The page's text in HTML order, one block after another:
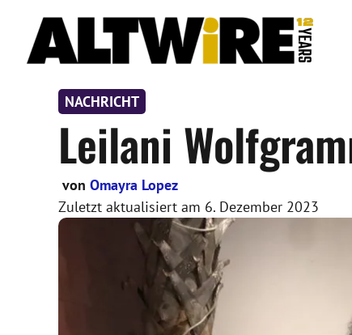
springen
NACHRICHT
Leilani
von Omayra Lopez
Zuletzt aktualisiert am 6. Dezember 2023